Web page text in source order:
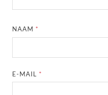
NAAM *
E-MAIL *